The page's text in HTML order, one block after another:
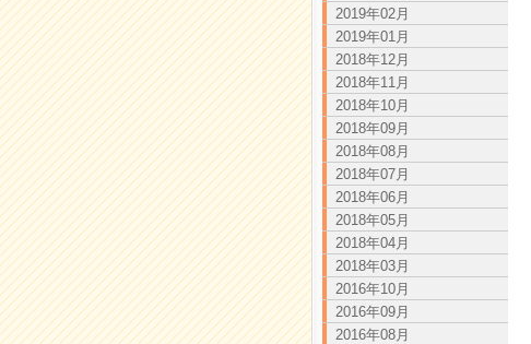
2019年02月
2019年01月
2018年12月
2018年11月
2018年10月
2018年09月
2018年08月
2018年07月
2018年06月
2018年05月
2018年04月
2018年03月
2016年10月
2016年09月
2016年08月